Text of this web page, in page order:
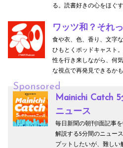
る。読書好きの心をほぐ
ワッツ和？それ
食や衣、色、香り、文字
ひもとくポッドキャスト
性を行き来しながら、何
な視点で再発見できるかも
Sponsored
Mainichi Catch
ニュース
毎日新聞の朝刊1面記事
解説する5分間のニュー
プットしたいが、難しい